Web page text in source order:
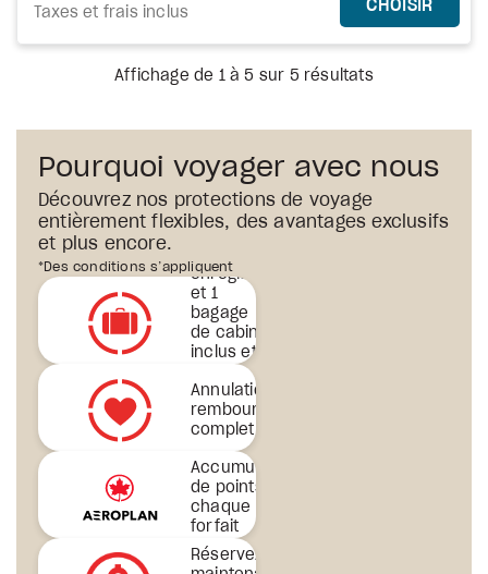
Taxes et frais inclus
PLUS DE
CHOISIRCE
Affichage de 1 à 5 sur 5 résultats
Pourquoi voyager avec nous
Découvrez nos protections de voyage
entièrement flexibles, des avantages exclusifs
et plus encore.
*Des conditions s’appliquent
enregistré
et 1
bagage
de cabine
inclus et
encore
Annulation avec
remboursement
complet
Accumulation
de points sur
chaque
forfait
Réservez